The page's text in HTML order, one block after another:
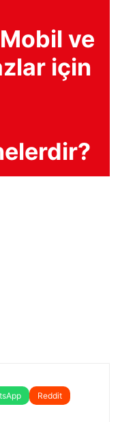
ve
için
Reddit